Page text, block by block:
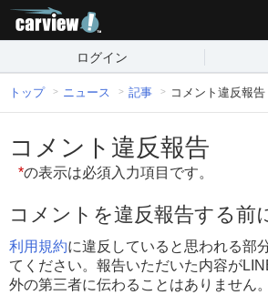
ログイン
トップ ニュース 記事 コメント違反報告
コメント違反報告
*の表示は必須入力項目です。
コメントを違反報告する前
利用規約に違反していると思われる部
てください。報告いただいた内容が
外の第三者に伝わることはありません。